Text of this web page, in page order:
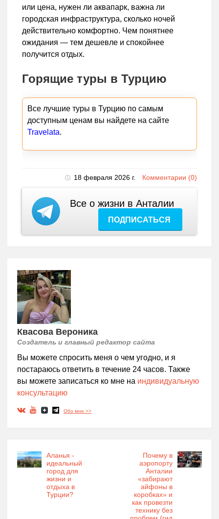
или цена, нужен ли аквапарк, важна ли
городская инфраструктура, сколько ночей
действительно комфортно. Чем понятнее
ожидания — тем дешевле и спокойнее
получится отдых.
Горящие туры в Турцию
Все лучшие туры в Турцию по самым
доступным ценам вы найдете на сайте
Travelata.
18 февраля 2026 г. Комментарии (0)
Все о жизни в Анталии
ПОДПИСАТЬСЯ
Квасова Вероника
Создатель и главный редактор сайта
Вы можете спросить меня о чем угодно, и я
постараюсь ответить в течение 24 часов. Также
вы можете записаться ко мне на индивидуальную
консультацию
Обо мне >>
Аланья -
идеальный
город для
жизни и
отдыха в
Турции?
Почему в
аэропорту
Анталии
«забирают
айфоны в
коробках» и
как провезти
технику без